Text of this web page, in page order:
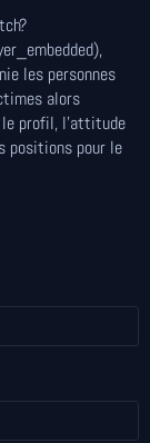
les personnes
alors
le profil, l'attitude
positions pour le